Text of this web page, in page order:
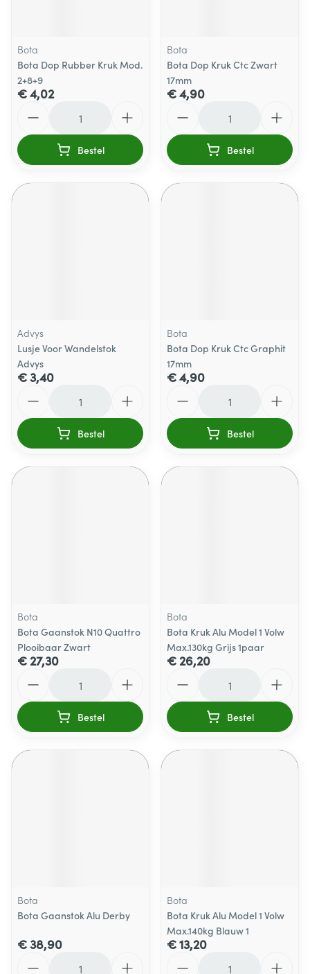
Bota
Bota Dop Rubber Kruk Mod.
2+8+9
€ 4,02
Bestel
Bota
Bota Dop Kruk Ctc Zwart
17mm
€ 4,90
Bestel
Advys
Lusje Voor Wandelstok
Advys
€ 3,40
Bestel
Bota
Bota Dop Kruk Ctc Graphit
17mm
€ 4,90
Bestel
Bota
Bota Gaanstok N10 Quattro
Plooibaar Zwart
€ 27,30
Bestel
Bota
Bota Kruk Alu Model 1 Volw
Max.130kg Grijs 1paar
€ 26,20
Bestel
Bota
Bota Gaanstok Alu Derby
€ 38,90
Bota
Bota Kruk Alu Model 1 Volw
Max.140kg Blauw 1
€ 13,20